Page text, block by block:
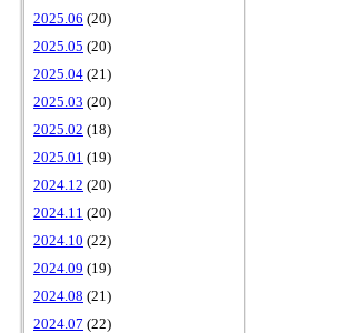
2025.06 (20)
2025.05 (20)
2025.04 (21)
2025.03 (20)
2025.02 (18)
2025.01 (19)
2024.12 (20)
2024.11 (20)
2024.10 (22)
2024.09 (19)
2024.08 (21)
2024.07 (22)